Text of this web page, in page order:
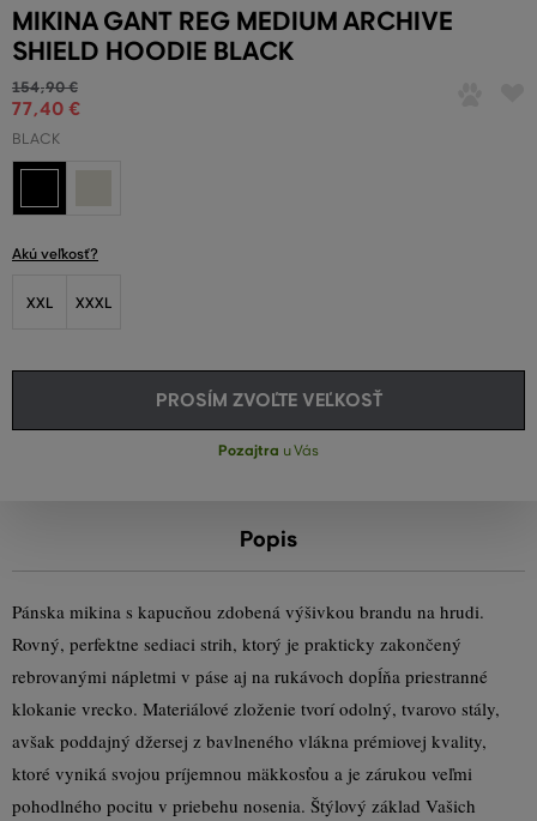
MIKINA GANT REG MEDIUM ARCHIVE
SHIELD HOODIE BLACK
154,90 €
77,40 €
BLACK
Akú veľkosť?
XXL XXXL
PROSÍM ZVOĽTE VEĽKOSŤ
Pozajtra u Vás
Popis
Pánska mikina s kapucňou zdobená výšivkou brandu na hrudi.
Rovný, perfektne sediaci strih, ktorý je prakticky zakončený
rebrovanými nápletmi v páse aj na rukávoch dopĺňa priestranné
klokanie vrecko. Materiálové zloženie tvorí odolný, tvarovo stály,
avšak poddajný džersej z bavlneného vlákna prémiovej kvality,
ktoré vyniká svojou príjemnou mäkkosťou a je zárukou veľmi
pohodlného pocitu v priebehu nosenia. Štýlový základ Vašich